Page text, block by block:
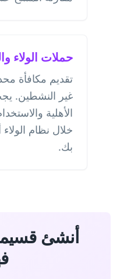
حملات الولاء
تقديم مكافأة
غير النشطين.
الأهلية
خلال نظام
بك.
أنشئ